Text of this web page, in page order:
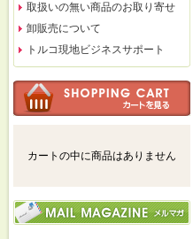
取扱いの無い商品のお取り寄せ
卸販売について
トルコ現地ビジネスサポート
カートの中に商品はありません